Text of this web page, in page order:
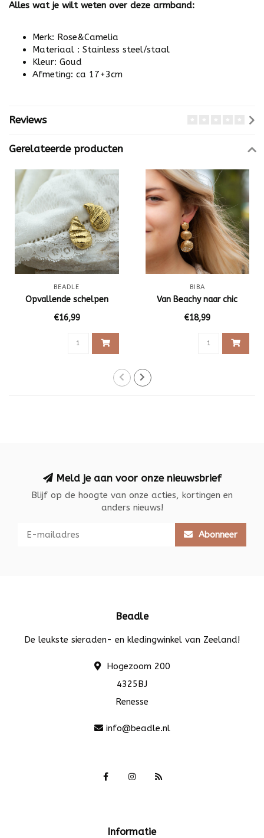
Alles wat je wilt weten over deze armband:
Merk: Rose&Camelia
Materiaal : Stainless steel/staal
Kleur: Goud
Afmeting: ca 17+3cm
Reviews
Gerelateerde producten
BEADLE
Opvallende schelpen
€16,99
BIBA
Van Beachy naar chic
€18,99
Meld je aan voor onze nieuwsbrief
Blijf op de hoogte van onze acties, kortingen en
anders nieuws!
Abonneer
Beadle
De leukste sieraden- en kledingwinkel van Zeeland!
Hogezoom 200
4325BJ
Renesse
info@beadle.nl
Informatie